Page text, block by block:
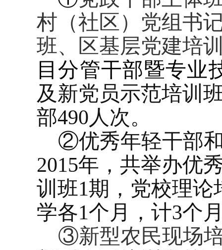
村（社区）党组书
班、区基层党建培
目分管干部暨专业
及新党员示范培训
部490人次。
②优秀年轻干部
2015年，共举办优
训班1期，党校理论
学各1个月，计3个
③新型农民现场